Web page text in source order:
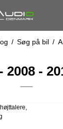
/ Søg på bil /
2008 -